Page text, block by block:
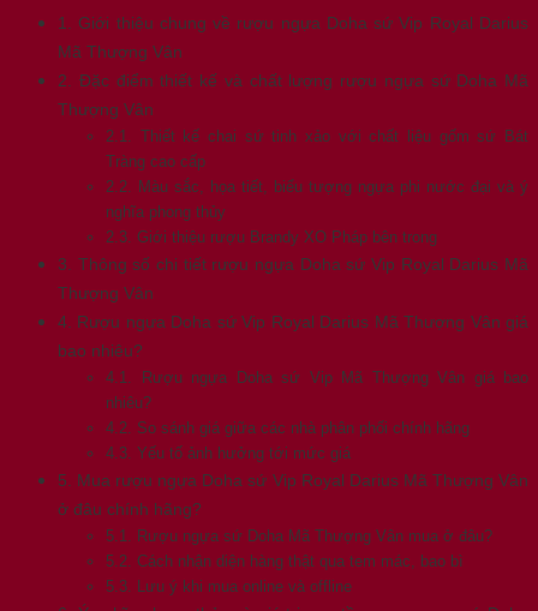
1. Giới thiệu chung về rượu ngựa Doha sứ Vip Royal Darius
Mã Thượng Vân
2. Đặc điểm thiết kế và chất lượng rượu ngựa sứ Doha Mã
Thượng Vân
2.1. Thiết kế chai sứ tinh xảo với chất liệu gốm sứ Bát
Tràng cao cấp
2.2. Màu sắc, họa tiết, biểu tượng ngựa phi nước đại và ý
nghĩa phong thủy
2.3. Giới thiệu rượu Brandy XO Pháp bên trong
3. Thông số chi tiết rượu ngựa Doha sứ Vip Royal Darius Mã
Thượng Vân
4. Rượu ngựa Doha sứ Vip Royal Darius Mã Thượng Vân giá
bao nhiêu?
4.1. Rượu ngựa Doha sứ Vip Mã Thượng Vân giá bao
nhiêu?
4.2. So sánh giá giữa các nhà phân phối chính hãng
4.3. Yếu tố ảnh hưởng tới mức giá
5. Mua rượu ngựa Doha sứ Vip Royal Darius Mã Thượng Vân
ở đâu chính hãng?
5.1. Rượu ngựa sứ Doha Mã Thượng Vân mua ở đâu?
5.2. Cách nhận diện hàng thật qua tem mác, bao bì
5.3. Lưu ý khi mua online và offline